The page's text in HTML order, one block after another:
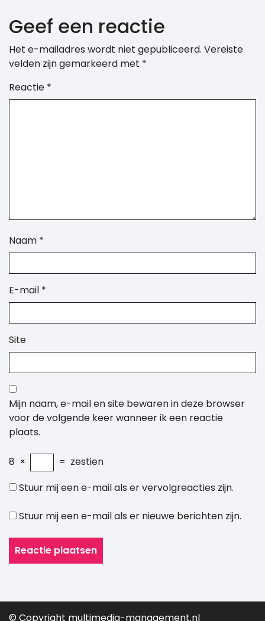
Geef een reactie
Het e-mailadres wordt niet gepubliceerd. Vereiste
velden zijn gemarkeerd met *
Reactie *
Naam *
E-mail *
Site
Mijn naam, e-mail en site bewaren in deze browser
voor de volgende keer wanneer ik een reactie
plaats.
8 × = zestien
Stuur mij een e-mail als er vervolgreacties zijn.
Stuur mij een e-mail als er nieuwe berichten zijn.
© Copyright multimedia-management.nl